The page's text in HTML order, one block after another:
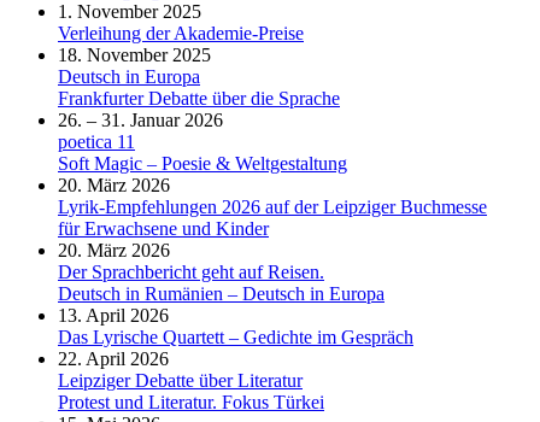
1. November 2025
Verleihung der Akademie-Preise
18. November 2025
Deutsch in Europa
Frankfurter Debatte über die Sprache
26. – 31. Januar 2026
poetica 11
Soft Magic – Poesie & Weltgestaltung
20. März 2026
Lyrik-Empfehlungen 2026 auf der Leipziger Buchmesse
für Erwachsene und Kinder
20. März 2026
Der Sprachbericht geht auf Reisen.
Deutsch in Rumänien – Deutsch in Europa
13. April 2026
Das Lyrische Quartett – Gedichte im Gespräch
22. April 2026
Leipziger Debatte über Literatur
Protest und Literatur. Fokus Türkei